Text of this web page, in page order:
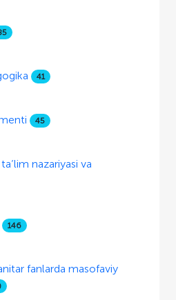
41
45
nazariyasi va
146
fanlarda masofaviy